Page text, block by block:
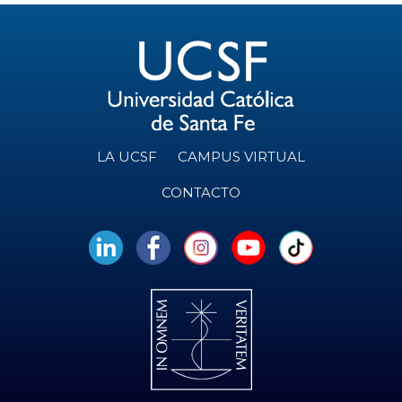
e
O
LA UCSF CAMPUS VIRTUAL
CONTACTO